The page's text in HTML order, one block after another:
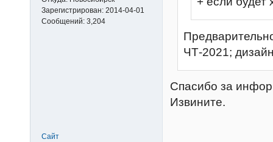
Зарегистрирован: 2014-04-01
Сообщений: 3,204
ЧТ-2021;
Спасибо за
Извините.
Сайт